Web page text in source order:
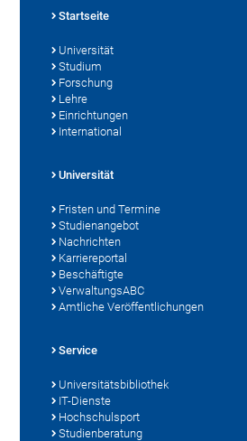
Startseite
Universität
Studium
Forschung
Lehre
Einrichtungen
International
Universität
Fristen und Termine
Studienangebot
Nachrichten
Karriereportal
Beschäftigte
VerwaltungsABC
Amtliche Veröffentlichungen
Service
Universitätsbibliothek
IT-Dienste
Hochschulsport
Studienberatung